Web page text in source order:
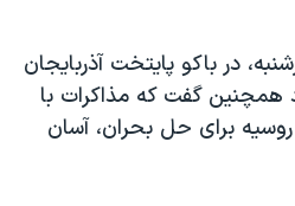
در باکو پايتخت آذربايجان
همچنين گفت که مذاکرات با
روسيه برای حل بحران، آسان